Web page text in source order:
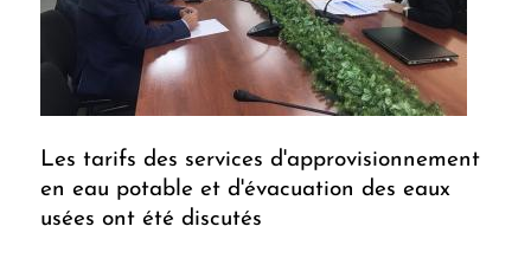
Les tarifs des services d'approvisionnement
en eau potable et d'évacuation des eaux
usées ont été discutés